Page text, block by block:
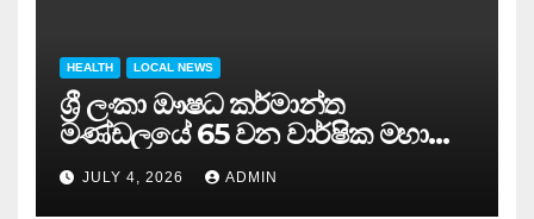
HEALTH LOCAL NEWS
ශ්‍රී ලංකා ඖෂධ කර්මාන්ත
මණ්ඩලයේ 65 වන වාර්ෂික මහා
සමුළුව සෞඛ්‍ය නියෝජ්‍ය
අමාත්‍යවරයාගේ ප්‍රධානත්වයෙන්……
JULY 4, 2026 ADMIN